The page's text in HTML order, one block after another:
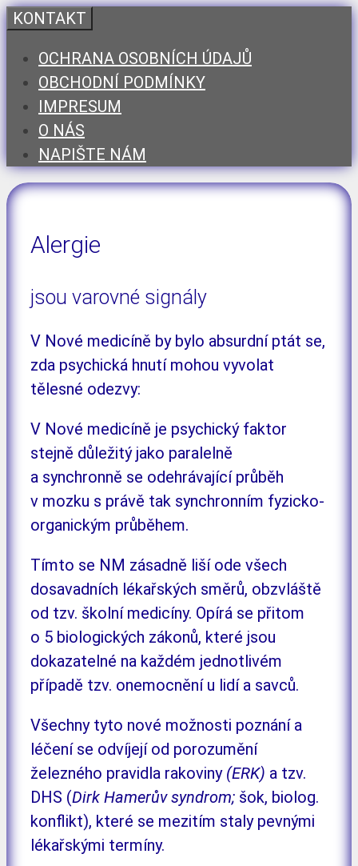
Přeskočit
obsah
KONTAKT
OCHRANA OSOBNÍCH ÚDAJŮ
OBCHODNÍ PODMÍNKY
IMPRESUM
O NÁS
NAPIŠTE NÁM
Alergie
jsou varovné signály
V Nové medicíně by bylo absurdní ptát se,
zda psychická hnutí mohou vyvolat
tělesné odezvy:
V Nové medicíně je psychický faktor
stejně důležitý jako paralelně
a synchronně se odehrávající průběh
v mozku s právě tak synchronním fyzicko-
organickým průběhem.
Tímto se NM zásadně liší ode všech
dosavadních lékařských směrů, obzvláště
od tzv. školní medicíny. Opírá se přitom
o 5 biologických zákonů, které jsou
dokazatelné na každém jednotlivém
případě tzv. onemocnění u lidí a savců.
Všechny tyto nové možnosti poznání a
léčení se odvíjejí od porozumění
železného pravidla rakoviny (ERK) a tzv.
DHS (Dirk Hamerův syndrom; šok, biolog.
konflikt), které se mezitím staly pevnými
lékařskými termíny.